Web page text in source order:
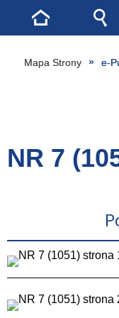
Mapa Strony e-
NR 7
Strona
główna